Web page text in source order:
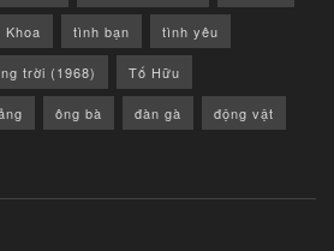
Khoa tình bạn tình yêu
trời (1968) Tố Hữu
ông bà đàn gà động vật